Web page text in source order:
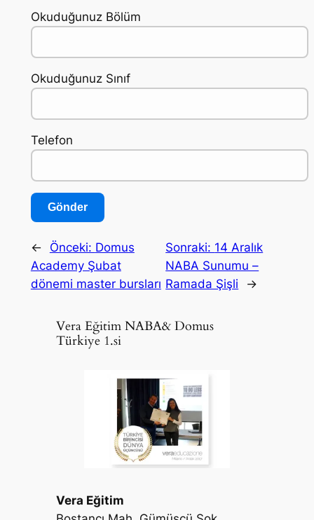
Okuduğunuz Bölüm
Okuduğunuz Sınıf
Telefon
← Önceki: Domus
Academy Şubat
dönemi master bursları
Sonraki: 14 Aralık
NABA Sunumu –
Ramada Şişli
→
Vera Eğitim NABA& Domus
Türkiye 1.si
Vera Eğitim